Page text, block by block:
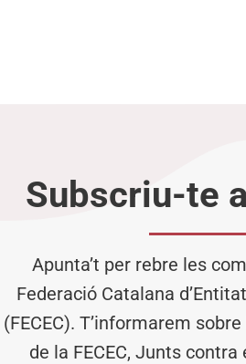
Subscriu-te
Apunta’t per rebre les
Federació Catalana
(FECEC). T’informarem
de la FECEC, Junts